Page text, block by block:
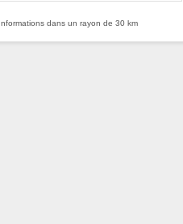
Informations dans un rayon de 30 km